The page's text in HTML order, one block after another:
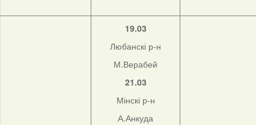
19.03
Любанскі р-н
М.Верабей
21.03
Мінскі р-н
А.Анкуда